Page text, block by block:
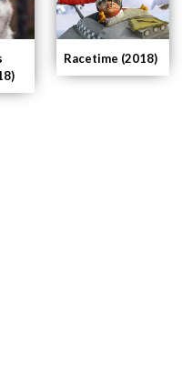
Racetime (2018)